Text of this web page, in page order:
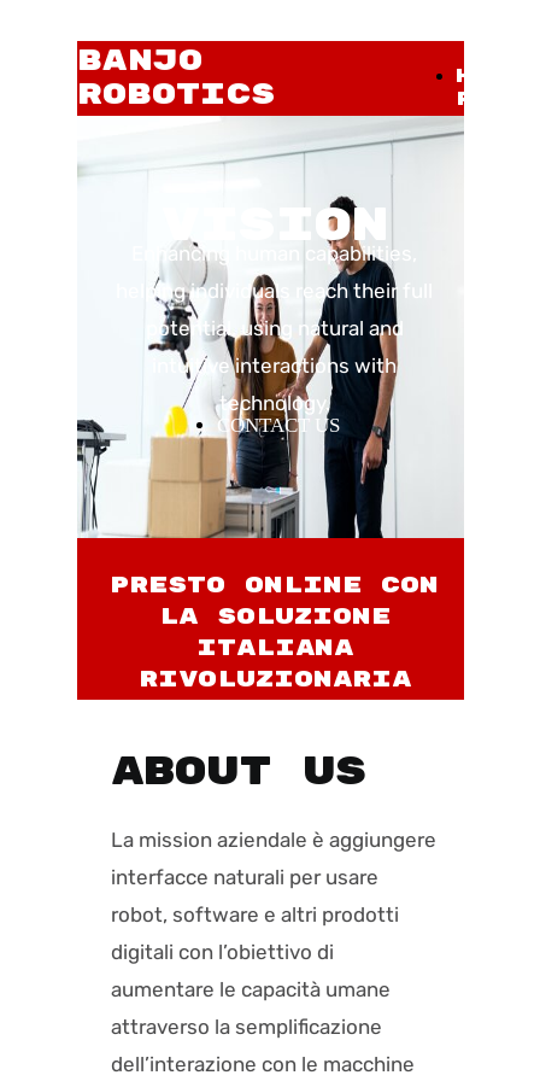
BANJO
ROBOTICS
VISION
Enhancing human capabilities,
helping individuals reach their full
potential, using natural and
intuitive interactions with
technology.
Home
Page
CONTACT US
presto online con
la soluzione
italiana
rivoluzionaria
ABOUT US
La mission aziendale è aggiungere
interfacce naturali per usare
robot, software e altri prodotti
digitali con l’obiettivo di
aumentare le capacità umane
attraverso la semplificazione
dell’interazione con le macchine